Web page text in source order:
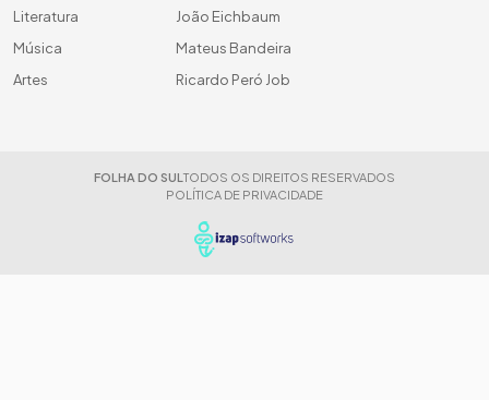
Literatura
Música
Artes
João Eichbaum
Mateus Bandeira
Ricardo Peró Job
FOLHA DO SUL TODOS OS DIREITOS RESERVADOS
POLÍTICA DE PRIVACIDADE